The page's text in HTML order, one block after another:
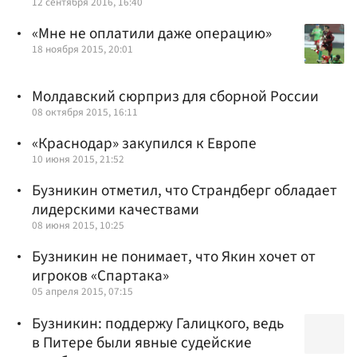
«Мне не оплатили даже операцию»
18 ноября 2015, 20:01
Молдавский сюрприз для сборной России
08 октября 2015, 16:11
«Краснодар» закупился к Европе
10 июня 2015, 21:52
Бузникин отметил, что Страндберг обладает
лидерскими качествами
08 июня 2015, 10:25
Бузникин не понимает, что Якин хочет от
игроков «Спартака»
05 апреля 2015, 07:15
Бузникин: поддержу Галицкого, ведь
в Питере были явные судейские